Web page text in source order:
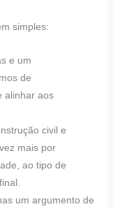
simples:
e um
de
alinhar aos
civil e
mais por
ao tipo de
um argumento de